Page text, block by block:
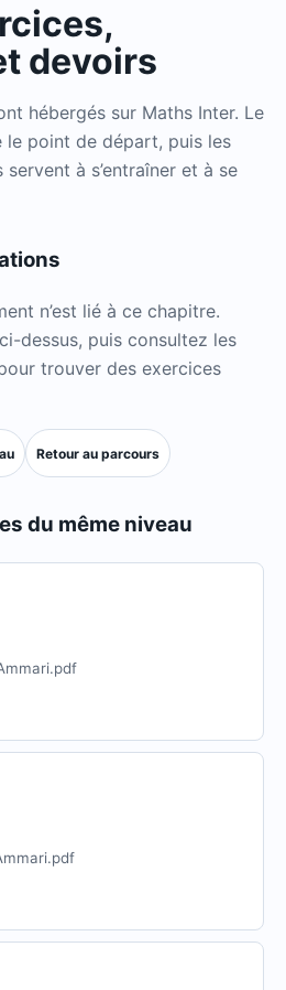
devoirs
hébergés sur Maths Inter. Le
le point de départ, puis les
à s’entraîner et à se
n’est lié à ce chapitre.
dessus, puis consultez les
trouver des exercices
Retour au parcours
du même niveau